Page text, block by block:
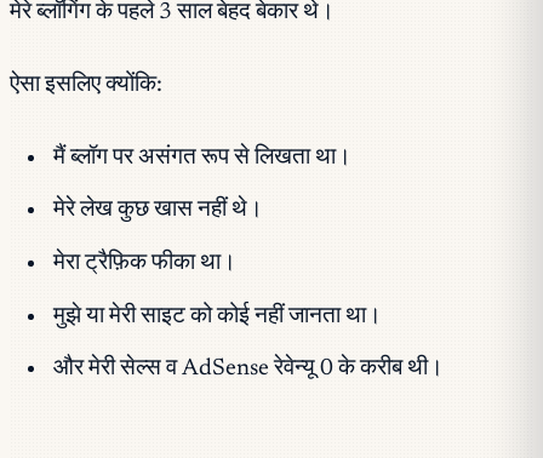
मेरे ब्लॉगिंग के पहले 3 साल बेहद बेकार थे।
ऐसा इसलिए क्योंकि:
मैं ब्लॉग पर असंगत रूप से लिखता था।
मेरे लेख कुछ खास नहीं थे।
मेरा ट्रैफ़िक फीका था।
मुझे या मेरी साइट को कोई नहीं जानता था।
और मेरी सेल्स व AdSense रेवेन्यू 0 के करीब थी।